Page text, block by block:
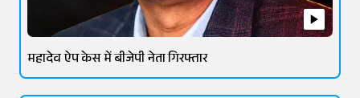
महादेव ऐप केस में बीजेपी नेता गिरफ्तार